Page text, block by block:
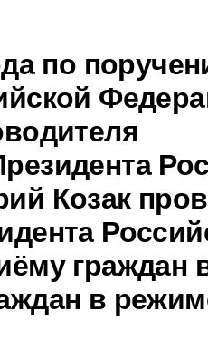
по
Козак
граждан
в